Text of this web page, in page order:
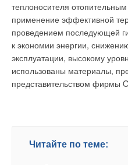
теплоносителя
применение эффективной
проведением последующей
к экономии энергии,
эксплуатации, высокому
использованы материалы,
представительством фирмы
Читайте по теме: